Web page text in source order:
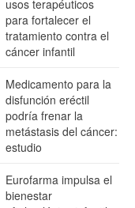
usos terapéuticos
para fortalecer el
tratamiento contra el
cáncer infantil
Medicamento para la
disfunción eréctil
podría frenar la
metástasis del cáncer:
estudio
Eurofarma impulsa el
bienestar